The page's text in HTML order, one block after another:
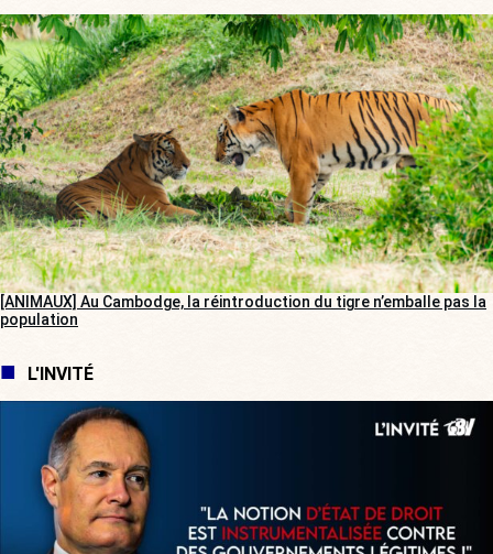
[ANIMAUX] Au Cambodge, la réintroduction du tigre n’emballe pas la
population
L'INVITÉ